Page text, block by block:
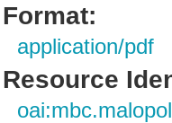
Format:
application/pdf
Resource